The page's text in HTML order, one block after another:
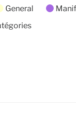
General